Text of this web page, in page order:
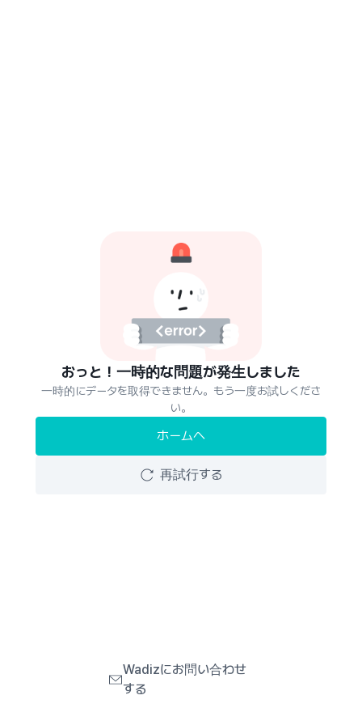
おっと！一時的な問題が発生しました
一時的にデータを取得できません。もう一度お試しくださ
い。
ホームへ
再試行する
Wadizにお問い合わせ
する